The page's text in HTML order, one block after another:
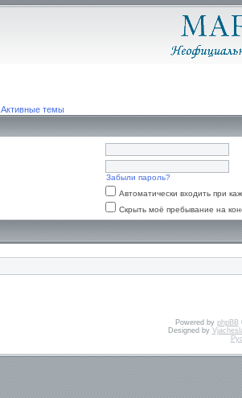
Активные темы
Забыли пароль?
Автоматически входить при
Скрыть моё пребывание на
Powered by phpBB
Designed by